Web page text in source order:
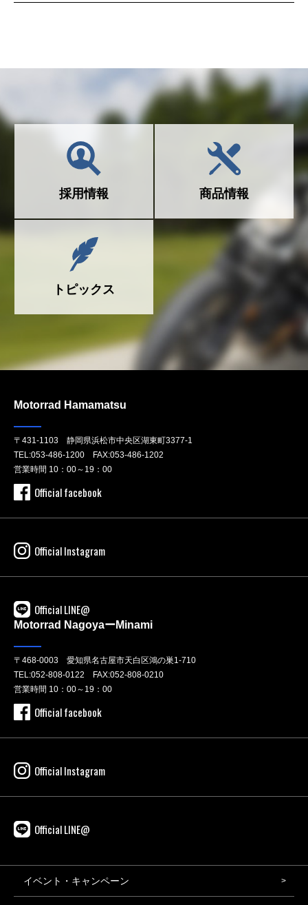
採用情報 商品情報
トピックス
Motorrad Hamamatsu
〒431-1103 静岡県浜松市中央区湖東町3377-1
TEL:053-486-1200 FAX:053-486-1202
営業時間 10：00～19：00
Official facebook
Official Instagram
Official LINE@
Motorrad NagoyaーMinami
〒468-0003 愛知県名古屋市天白区鴻の巣1-710
TEL:052-808-0122 FAX:052-808-0210
営業時間 10：00～19：00
Official facebook
Official Instagram
Official LINE@
イベント・キャンペーン